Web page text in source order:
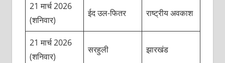
21 मार्च 2026
(शनिवार)
ईद उल-फितर राष्ट्रीय अवकाश
21 मार्च 2026
(शनिवार)
सरहुली झारखंड